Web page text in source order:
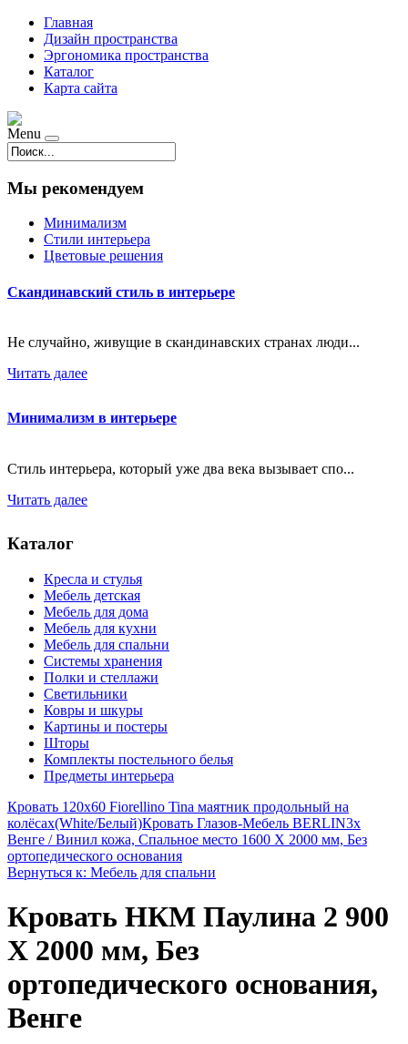
Главная
Дизайн пространства
Эргономика пространства
Каталог
Карта сайта
Menu
Мы рекомендуем
Минимализм
Стили интерьера
Цветовые решения
Скандинавский стиль в интерьере
Не случайно, живущие в скандинавских странах люди...
Читать далее
Минимализм в интерьере
Стиль интерьера, который уже два века вызывает спо...
Читать далее
Каталог
Кресла и стулья
Мебель детская
Мебель для дома
Мебель для кухни
Мебель для спальни
Системы хранения
Полки и стеллажи
Светильники
Ковры и шкуры
Картины и постеры
Шторы
Комплекты постельного белья
Предметы интерьера
Кровать 120x60 Fiorellino Tina маятник продольный на
колёсах(White/Белый)Кровать Глазов-Мебель BERLIN3x
Венге / Винил кожа, Спальное место 1600 X 2000 мм, Без
ортопедического основания
Вернуться к: Мебель для спальни
Кровать НКМ Паулина 2 900
Х 2000 мм, Без
ортопедического основания,
Венге